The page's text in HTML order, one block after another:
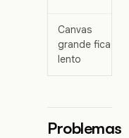
Canvas
grande fica
lento
Problemas